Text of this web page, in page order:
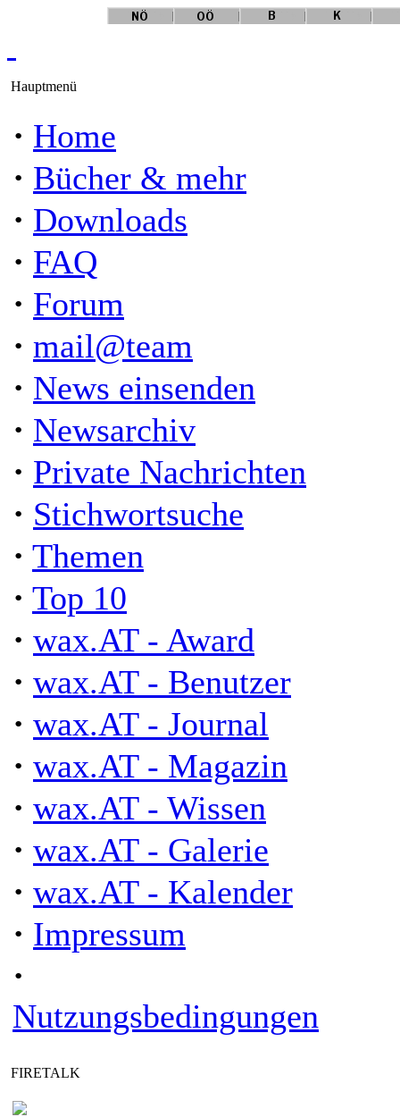
Hauptmenü
· Home
· Bücher & mehr
· Downloads
· FAQ
· Forum
· mail@team
· News einsenden
· Newsarchiv
· Private Nachrichten
· Stichwortsuche
· Themen
· Top 10
· wax.AT - Award
· wax.AT - Benutzer
· wax.AT - Journal
· wax.AT - Magazin
· wax.AT - Wissen
· wax.AT - Galerie
· wax.AT - Kalender
· Impressum
·
Nutzungsbedingungen
FIRETALK